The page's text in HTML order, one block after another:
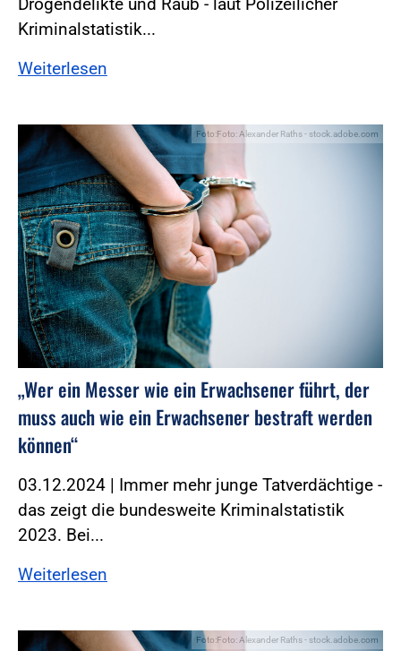
Drogendelikte und Raub - laut Polizeilicher
Kriminalstatistik...
Weiterlesen
Foto:Foto: Alexander Raths - stock.adobe.com
„Wer ein Messer wie ein Erwachsener führt, der
muss auch wie ein Erwachsener bestraft werden
können“
03.12.2024 | Immer mehr junge Tatverdächtige -
das zeigt die bundesweite Kriminalstatistik
2023. Bei...
Weiterlesen
Foto:Foto: Alexander Raths - stock.adobe.com